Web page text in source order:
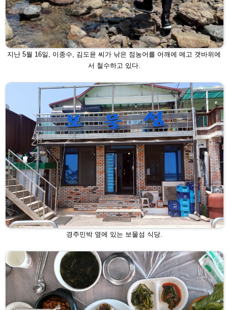
지난 5월 16일, 이종수, 김도윤 씨가 낚은 점농어를 어깨에 메고 갯바위에
서 철수하고 있다.
경주민박 옆에 있는 보물섬 식당.